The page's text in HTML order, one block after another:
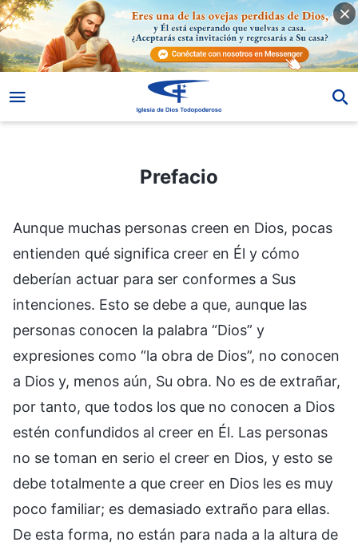
Prefacio
Aunque muchas personas creen en Dios, pocas
entienden qué significa creer en Él y cómo
deberían actuar para ser conformes a Sus
intenciones. Esto se debe a que, aunque las
personas conocen la palabra “Dios” y
expresiones como “la obra de Dios”, no conocen
a Dios y, menos aún, Su obra. No es de extrañar,
por tanto, que todos los que no conocen a Dios
estén confundidos al creer en Él. Las personas
no se toman en serio el creer en Dios, y esto se
debe totalmente a que creer en Dios les es muy
poco familiar; es demasiado extraño para ellas.
De esta forma, no están para nada a la altura de